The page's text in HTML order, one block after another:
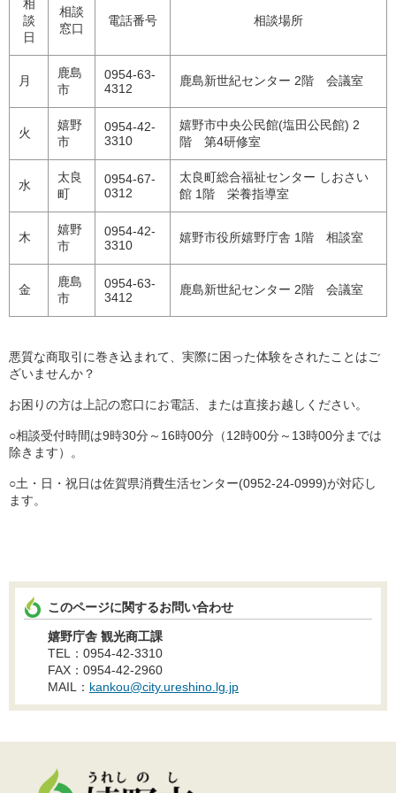
相
談
日
相談
窓口
電話番号 相談場所
月
鹿島
市
0954-63-
4312
鹿島新世紀センター 2階 会議室
火
嬉野
市
0954-42-
3310
嬉野市中央公民館(塩田公民館) 2
階 第4研修室
水
太良
町
0954-67-
0312
太良町総合福祉センター しおさい
館 1階 栄養指導室
木
嬉野
市
0954-42-
3310
嬉野市役所嬉野庁舎 1階 相談室
金
鹿島
市
0954-63-
3412
鹿島新世紀センター 2階 会議室
悪質な商取引に巻き込まれて、実際に困った体験をされたことはご
ざいませんか？
お困りの方は上記の窓口にお電話、または直接お越しください。
○相談受付時間は9時30分～16時00分（12時00分～13時00分までは
除きます）。
○土・日・祝日は佐賀県消費生活センター(0952-24-0999)が対応し
ます。
このページに関するお問い合わせ
嬉野庁舎 観光商工課
TEL：0954-42-3310
FAX：0954-42-2960
MAIL： kankou@city.ureshino.lg.jp